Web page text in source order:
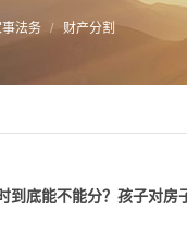
事法务 财产分割
到底能不能分？孩子对房